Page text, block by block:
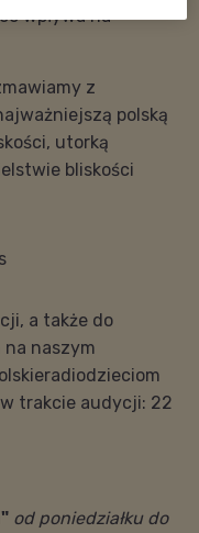
wpływa na
z
polską
utorką
bliskości
a także do
naszym
trakcie audycji: 22
od poniedziałku do